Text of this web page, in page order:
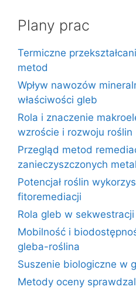
Plany prac
Termiczne
metod
Wpływ nawozów
właściwości gleb
Rola i znaczenie
wzroście i rozwoju roślin
Przegląd metod
zanieczyszczonych
Potencjał roślin
fitoremediacji
Rola gleb w
Mobilność i
gleba-roślina
Suszenie biologiczne w
Metody oceny